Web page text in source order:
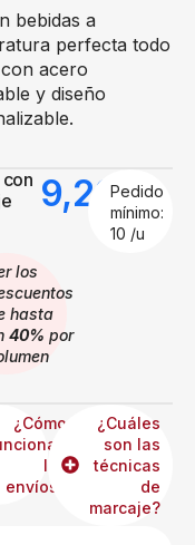
bebidas a
perfecta todo
acero
y diseño
9,22€
Pedido
mínimo:
10 /u
los
hasta
40% por
¿Cómo
los
envíos?
¿Cuáles
son las
técnicas
de
marcaje?